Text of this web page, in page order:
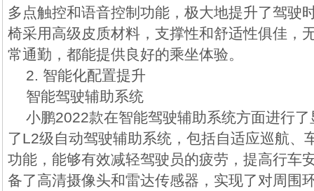
多点触控和语音控制功能，极大地提升了驾驶
椅采用高级皮质材料，支撑性和舒适性俱佳，
常通勤，都能提供良好的乘坐体验。
2. 智能化配置提升
智能驾驶辅助系统
小鹏2022款在智能驾驶辅助系统方面进行
了L2级自动驾驶辅助系统，包括自适应巡航、
功能，能够有效减轻驾驶员的疲劳，提高行车
备了高清摄像头和雷达传感器，实现了对周围